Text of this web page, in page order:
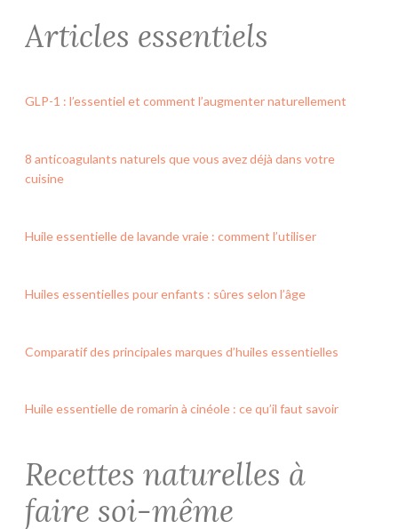
Articles essentiels
GLP-1 : l’essentiel et comment l’augmenter naturellement
8 anticoagulants naturels que vous avez déjà dans votre
cuisine
Huile essentielle de lavande vraie : comment l’utiliser
Huiles essentielles pour enfants : sûres selon l’âge
Comparatif des principales marques d’huiles essentielles
Huile essentielle de romarin à cinéole : ce qu’il faut savoir
Recettes naturelles à
faire soi-même